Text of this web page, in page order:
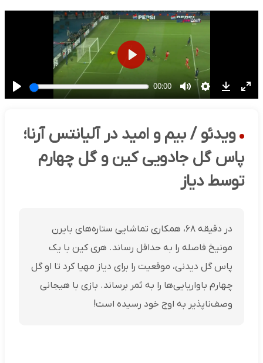
ویدئو / بیم و امید در آلیانتس آرنا؛
پاس گل جادویی کین و گل چهارم
توسط دیاز
در دقیقه ۶۸، همکاری تماشایی ستاره‌های بایرن
مونیخ فاصله را به حداقل رساند. هری کین با یک
پاس گل دیدنی، موقعیت را برای دیاز مهیا کرد تا او گل
چهارم باواریایی‌ها را به ثمر برساند. بازی با هیجانی
وصف‌ناپذیر به اوج خود رسیده است!